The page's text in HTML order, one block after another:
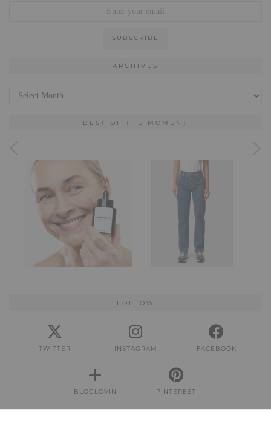
ARCHIVES
BEST OF THE MOMENT
FOLLOW
TWITTER INSTAGRAM FACEBOOK
BLOGLOVIN PINTEREST